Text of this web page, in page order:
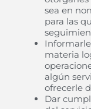
sea en
para las
materia
algún
ofrecerle
Dar